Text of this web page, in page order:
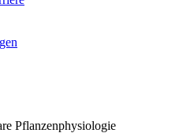
Pflanzenphysiologie